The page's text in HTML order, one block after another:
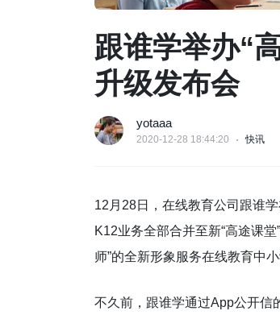
跟谁学举办“
升级发布会
yotaaa
2020-12-28 18:44:20 快讯
12月28日，在线教育公司跟谁
K12业务全部合并至新“高途课
师”的全新形象服务在线教育中小
不久前，跟谁学通过App公开信